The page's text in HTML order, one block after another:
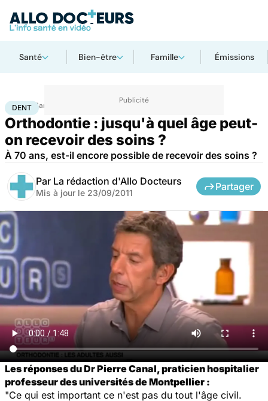
Santé Bien-être Famille Émissions
Accueil Santé
DENT
Orthodontie : jusqu'à quel âge peut-
on recevoir des soins ?
À 70 ans, est-il encore possible de recevoir des soins ?
Par La rédaction d'Allo Docteurs
Mis à jour le 23/09/2011
Partager
Les réponses du Dr Pierre Canal, praticien hospitalier
professeur des universités de Montpellier :
"Ce qui est important ce n'est pas du tout l'âge civil.